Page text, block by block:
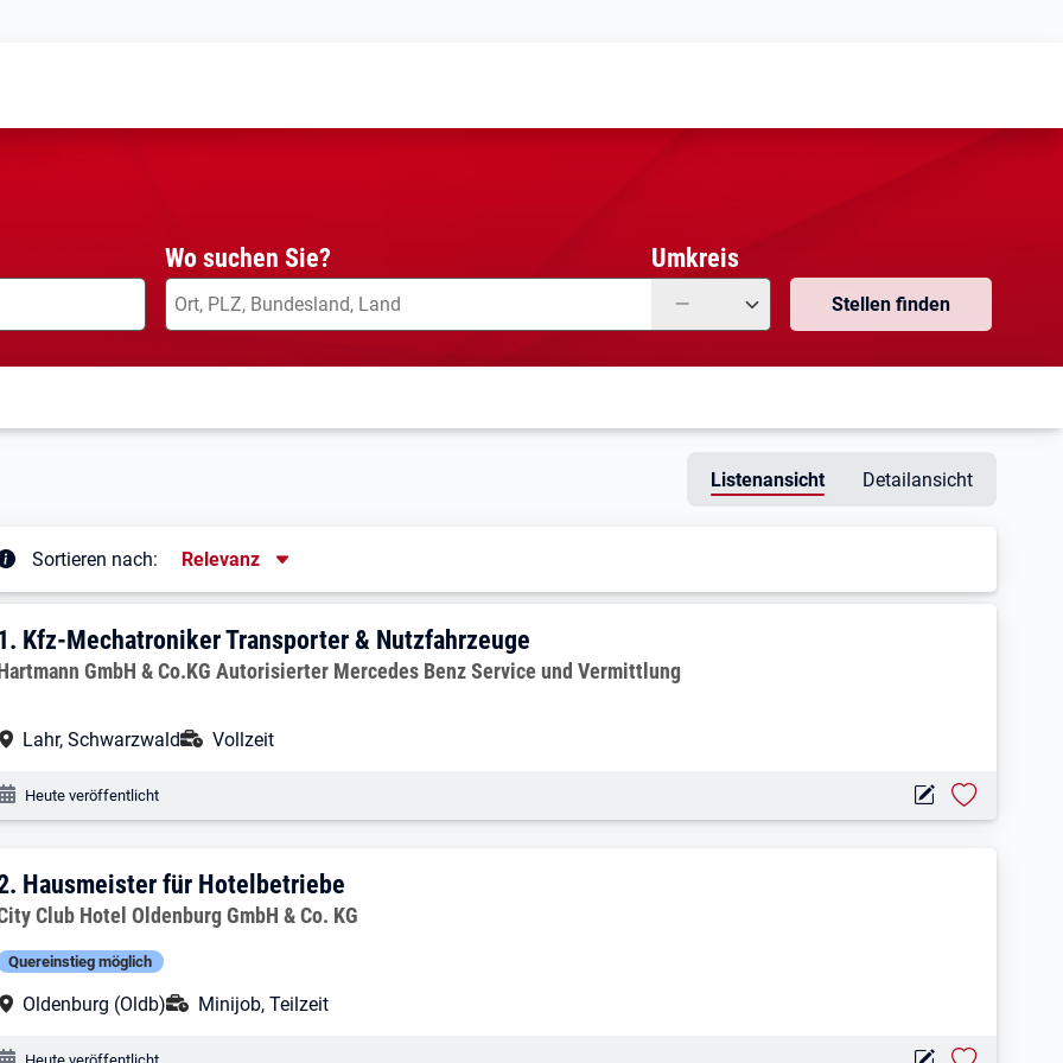
Wo suchen Sie? Umkreis
— Stellen finden
Listenansicht Detailansicht
Sortieren nach: Sortierung
Relevanz
Ergebnis: Kfz-Mechatroniker Transporter & Nutzfahrzeuge
Kfz-Mechatroniker Transporter & Nutzfahrzeuge
GmbH & Co.KG Autorisierter Mercedes Benz Service und Vermittlung
Arbeitsort:
Lahr, Schwarzwald Anstellungsart:
Vollzeit
Veröffentlichungsdatum:
Heute veröffentlicht
Ergebnis: Hausmeister für Hotelbetriebe
Hausmeister für Hotelbetriebe
Club Hotel Oldenburg GmbH & Co. KG
Quereinstieg möglich
Arbeitsort:
Oldenburg (Oldb) Anstellungsart:
Minijob, Teilzeit
Veröffentlichungsdatum: